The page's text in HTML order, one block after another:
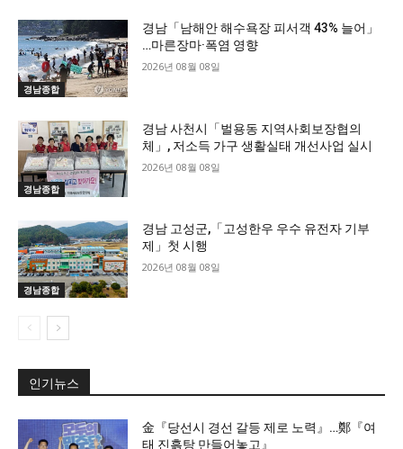
경남종합
경남「남해안 해수욕장 피서객 43% 늘어」
…마른장마·폭염 영향
2026년 08월 08일
경남종합
경남 사천시「벌용동 지역사회보장협의
체」, 저소득 가구 생활실태 개선사업 실시
2026년 08월 08일
경남종합
경남 고성군,「고성한우 우수 유전자 기부
제」첫 시행
2026년 08월 08일
인기뉴스
金『당선시 경선 갈등 제로 노력』…鄭『여
태 진흙탕 만들어놓고』